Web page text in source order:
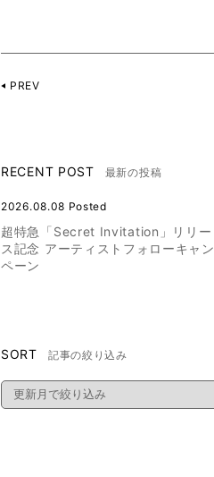
PREV
RECENT POST 最新の投稿
2026.08.08 Posted
超特急「Secret Invitation」リリー
ス記念 アーティストフォローキャン
ペーン
SORT 記事の絞り込み